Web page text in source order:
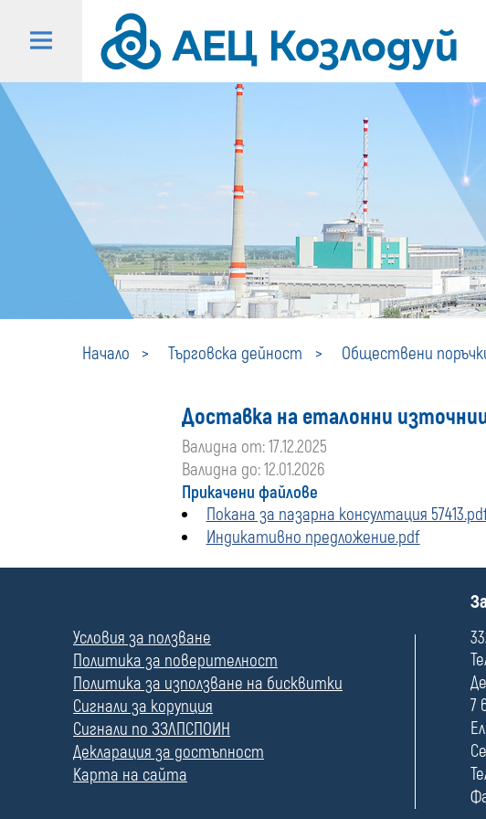
Начало Търговска дейност Обществени
Доставка на еталонни
Валидна от: 17.12.2025
Валидна до: 12.01.2026
Прикачени файлове
Покана за пазарна консултация
Индикативно предложение.pdf
л
е
Условия за ползване
Политика за поверителност
Политика за използване на бисквитки
Сигнали за корупция
Сигнали по ЗЗЛПСПОИН
Декларация за достъпност
Карта на сайта
П
л
е
7